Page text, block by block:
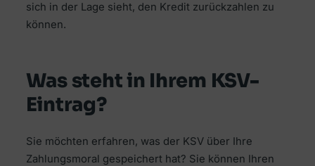
sich in der Lage sieht, den Kredit zurückzahlen zu
können.
Was steht in Ihrem KSV-
Eintrag?
Sie möchten erfahren, was der KSV über Ihre
Zahlungsmoral gespeichert hat? Sie können Ihren